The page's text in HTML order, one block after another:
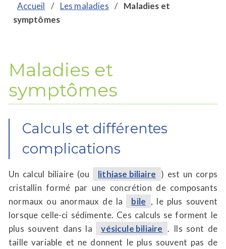
Accueil / Les maladies / Maladies et
symptômes
Maladies et
symptômes
Calculs et différentes
complications
Un calcul biliaire (ou lithiase biliaire ) est un corps
cristallin formé par une concrétion de composants
normaux ou anormaux de la
bile , le plus souvent
lorsque celle-ci sédimente. Ces calculs se forment le
plus souvent dans la
vésicule biliaire . Ils sont de
taille variable et ne donnent le plus souvent pas de